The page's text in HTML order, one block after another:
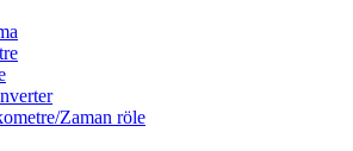
Zaman röle